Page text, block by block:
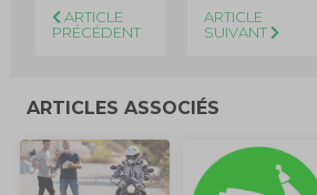
ARTICLE
PRÉCÉDENT
ARTICLE
SUIVANT
ARTICLES ASSOCIÉS